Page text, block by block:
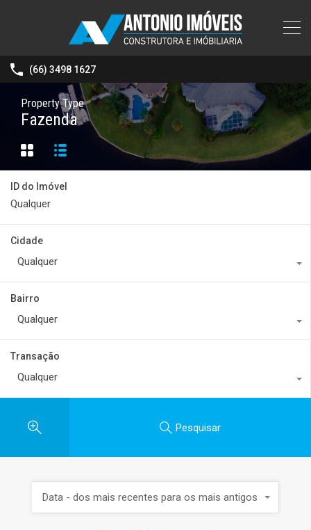
(66) 3498 1627
Property Type
Fazenda
ID do Imóvel
Cidade
Qualquer
Bairro
Qualquer
Transação
Qualquer
Pesquisar
Data - dos mais recentes para os mais antigos